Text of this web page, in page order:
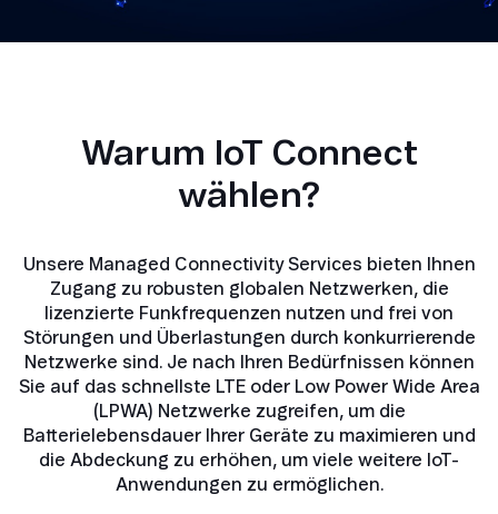
Warum IoT Connect
wählen?
Unsere Managed Connectivity Services bieten Ihnen
Zugang zu robusten globalen Netzwerken, die
lizenzierte Funkfrequenzen nutzen und frei von
Störungen und Überlastungen durch konkurrierende
Netzwerke sind. Je nach Ihren Bedürfnissen können
Sie auf das schnellste LTE oder Low Power Wide Area
(LPWA) Netzwerke zugreifen, um die
Batterielebensdauer Ihrer Geräte zu maximieren und
die Abdeckung zu erhöhen, um viele weitere IoT-
Anwendungen zu ermöglichen.